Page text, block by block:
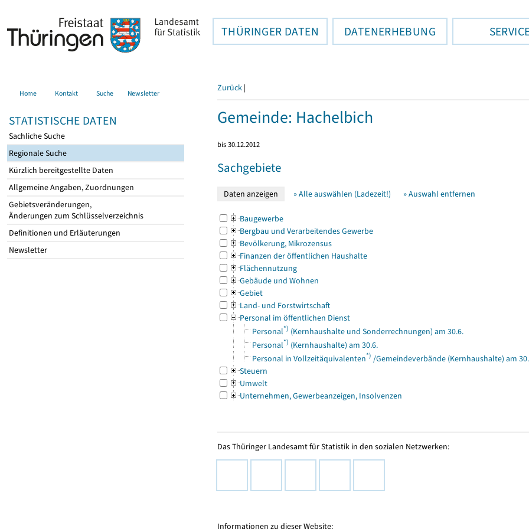
THÜRINGER DATEN DATENERHEBUNG
Home Kontakt Suche Newsletter
STATISTISCHE DATEN
Sachliche Suche
Regionale Suche
Kürzlich bereitgestellte Daten
Allgemeine Angaben, Zuordnungen
Gebietsveränderungen,
Änderungen zum Schlüsselverzeichnis
Definitionen und Erläuterungen
Newsletter
Zurück |
Gemeinde: Hachelbich
bis 30.12.2012
Sachgebiete
» Alle auswählen (Ladezeit!) » Auswahl entfernen
Baugewerbe
Bergbau und Verarbeitendes Gewerbe
Bevölkerung, Mikrozensus
Finanzen der öffentlichen Haushalte
Flächennutzung
Gebäude und Wohnen
Gebiet
Land- und Forstwirtschaft
Personal im öffentlichen Dienst
Personal*) (Kernhaushalte und Sonderrechnungen) am 30.6.
Personal*) (Kernhaushalte) am 30.6.
Personal in Vollzeitäquivalenten*) /Gemeindeverbände (Kernhaushalte) am
Steuern
Umwelt
Unternehmen, Gewerbeanzeigen, Insolvenzen
Das Thüringer Landesamt für Statistik in den sozialen Netzwerken:
Informationen zu dieser Website: